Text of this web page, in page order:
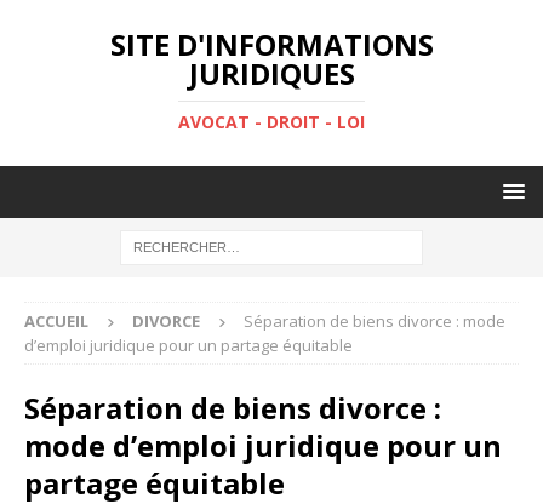
SITE D'INFORMATIONS
JURIDIQUES
AVOCAT - DROIT - LOI
ACCUEIL DIVORCE
Séparation de biens divorce : mode
d’emploi juridique pour un partage équitable
Séparation de biens divorce :
mode d’emploi juridique pour un
partage équitable